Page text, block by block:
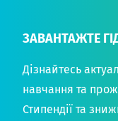
ЗАВАНТАЖТЕ
Дізнайтесь
навчання та
Стипендії та